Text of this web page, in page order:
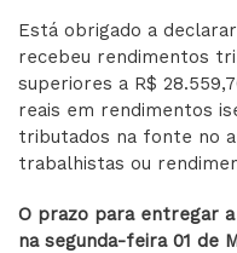
Está obrigado a
recebeu rendimentos
superiores a R$
reais em rendimentos
tributados na fonte no
trabalhistas ou
O prazo para entregar
na segunda-feira 01 de